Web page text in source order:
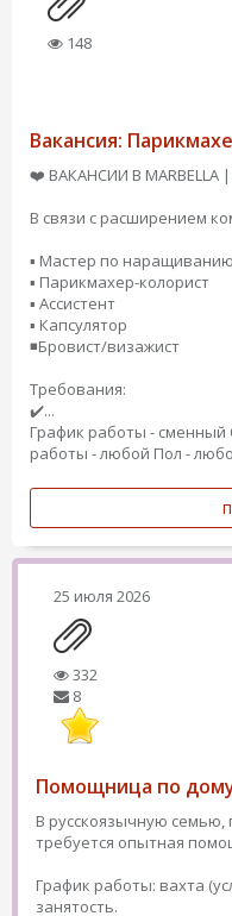
148
Вакансия:
❤️ ВАКАНСИИ В MARBELLA |
В связи с расширением
▪️ Мастер по
▪️ Парикмахер-колорист
▪️ Ассистент
▪️ Капсулятор
◾️Бровист/визажист
Требования:
✔️...
График работы - сменный
работы - любой Пол -
25 июля 2026
332
8
Помощница по
В русскоязычную
требуется опытная
График работы: вахта
занятость.